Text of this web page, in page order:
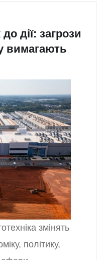
дії: загрози
вимагають
змінять
політику,